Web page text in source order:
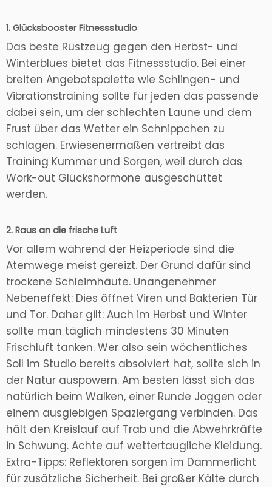
1. Glücksbooster Fitnessstudio
Das beste Rüstzeug gegen den Herbst- und
Winterblues bietet das Fitnessstudio. Bei einer
breiten Angebotspalette wie Schlingen- und
Vibrationstraining sollte für jeden das passende
dabei sein, um der schlechten Laune und dem
Frust über das Wetter ein Schnippchen zu
schlagen. Erwiesenermaßen vertreibt das
Training Kummer und Sorgen, weil durch das
Work-out Glückshormone ausgeschüttet
werden.
2. Raus an die frische Luft
Vor allem während der Heizperiode sind die
Atemwege meist gereizt. Der Grund dafür sind
trockene Schleimhäute. Unangenehmer
Nebeneffekt: Dies öffnet Viren und Bakterien Tür
und Tor. Daher gilt: Auch im Herbst und Winter
sollte man täglich mindestens 30 Minuten
Frischluft tanken. Wer also sein wöchentliches
Soll im Studio bereits absolviert hat, sollte sich in
der Natur auspowern. Am besten lässt sich das
natürlich beim Walken, einer Runde Joggen oder
einem ausgiebigen Spaziergang verbinden. Das
hält den Kreislauf auf Trab und die Abwehrkräfte
in Schwung. Achte auf wettertaugliche Kleidung.
Extra-Tipps: Reflektoren sorgen im Dämmerlicht
für zusätzliche Sicherheit. Bei großer Kälte durch